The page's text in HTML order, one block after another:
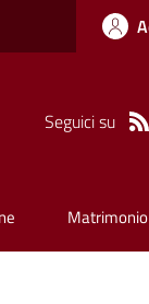
Seguici su
Matrimonio